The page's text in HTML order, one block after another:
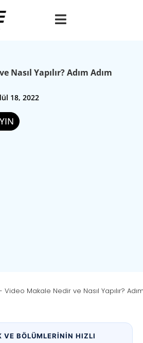
Nasıl Yapılır? Adım Adım
18, 2022
Video Makale Nedir ve Nasıl Yapılır?
VE BÖLÜMLERİNİN HIZLI